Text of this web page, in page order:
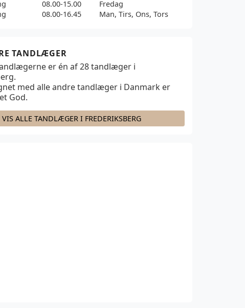
08.00-15.00
Fredag
08.00-16.45 Man, Tirs, Ons, Tors
TANDLÆGER
er én af28tandlæger i
med alle andre tandlæger i Danmark er
God.
VIS ALLE TANDLÆGER I FREDERIKSBERG